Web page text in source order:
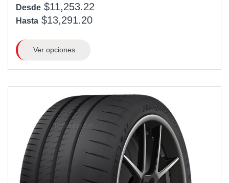
Desde $11,253.22
Hasta $13,291.20
Ver opciones